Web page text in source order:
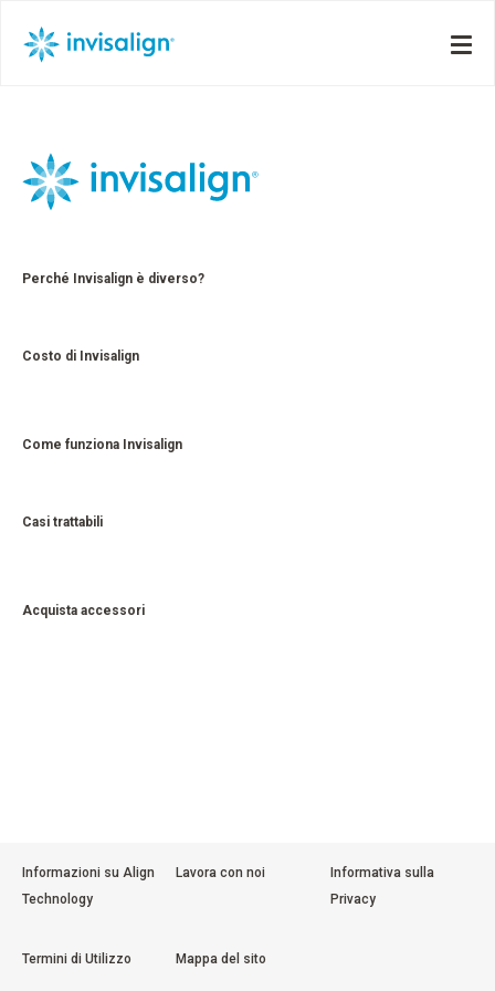
Perché Invisalign è diverso?
Costo di Invisalign
Come funziona Invisalign
Casi trattabili
Acquista accessori
Informazioni su Align
Technology
Lavora con noi
Informativa sulla
Privacy
Termini di Utilizzo Mappa del sito